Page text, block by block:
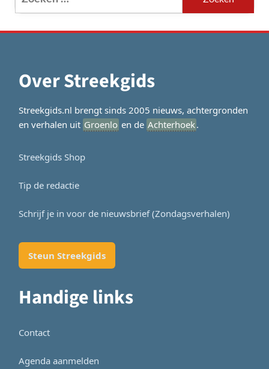
naar:
Over Streekgids
Streekgids.nl brengt sinds 2005 nieuws, achtergronden
en verhalen uit Groenlo en de Achterhoek.
Streekgids Shop
Tip de redactie
Schrijf je in voor de nieuwsbrief (Zondagsverhalen)
Steun Streekgids
Handige links
Contact
Agenda aanmelden